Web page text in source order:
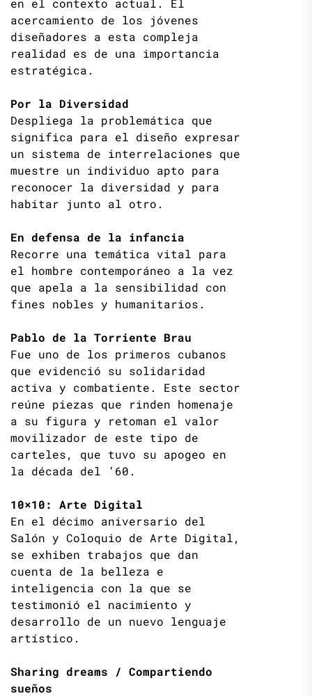
en el contexto actual. El
acercamiento de los jóvenes
diseñadores a esta compleja
realidad es de una importancia
estratégica.
Por la Diversidad
Despliega la problemática que
significa para el diseño expresar
un sistema de interrelaciones que
muestre un individuo apto para
reconocer la diversidad y para
habitar junto al otro.
En defensa de la infancia
Recorre una temática vital para
el hombre contemporáneo a la vez
que apela a la sensibilidad con
fines nobles y humanitarios.
Pablo de la Torriente Brau
Fue uno de los primeros cubanos
que evidenció su solidaridad
activa y combatiente. Este sector
reúne piezas que rinden homenaje
a su figura y retoman el valor
movilizador de este tipo de
carteles, que tuvo su apogeo en
la década del ’60.
10×10: Arte Digital
En el décimo aniversario del
Salón y Coloquio de Arte Digital,
se exhiben trabajos que dan
cuenta de la belleza e
inteligencia con la que se
testimonió el nacimiento y
desarrollo de un nuevo lenguaje
artístico.
Sharing dreams / Compartiendo
sueños